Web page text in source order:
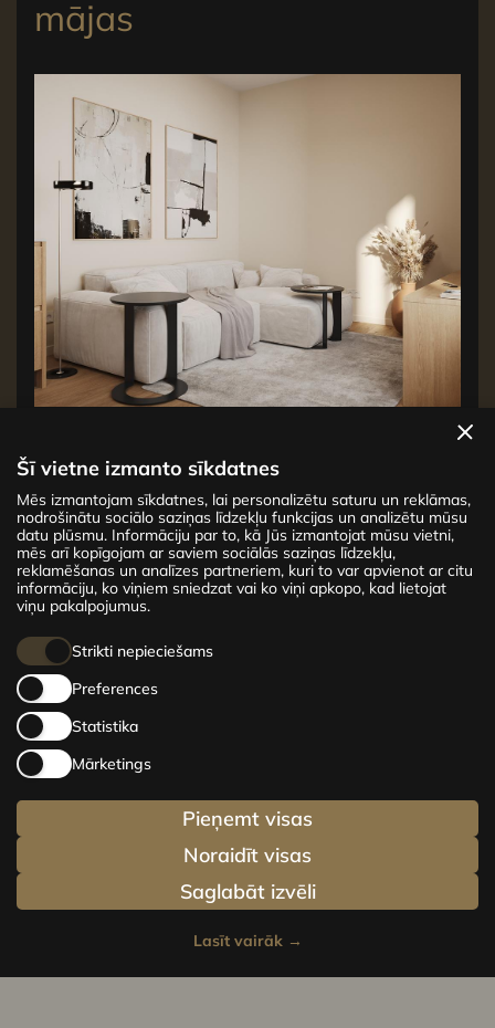
Šī vietne izmanto sīkdatnes
Mēs izmantojam sīkdatnes, lai personalizētu saturu un reklāmas,
nodrošinātu sociālo saziņas līdzekļu funkcijas un analizētu mūsu
datu plūsmu. Informāciju par to, kā Jūs izmantojat mūsu vietni,
mēs arī kopīgojam ar saviem sociālās saziņas līdzekļu,
reklamēšanas un analīzes partneriem, kuri to var apvienot ar citu
informāciju, ko viņiem sniedzat vai ko viņi apkopo, kad lietojat
viņu pakalpojumus.
Strikti nepieciešams
Preferences
Statistika
Mārketings
Saglabāt izvēli
Noraidīt visas
Pieņemt visas
Lasīt vairāk→
mājas
Jaunais projekts CENTRUS piedāvā 142
ekskluzīvus un ērtus dzīvokļus Rīgas centrā –
no mājīgiem 24 m² līdz plašiem 210 m²
premium dzīvokļiem. Izvēlies savu mājvietu un
esi dzīves centrā!